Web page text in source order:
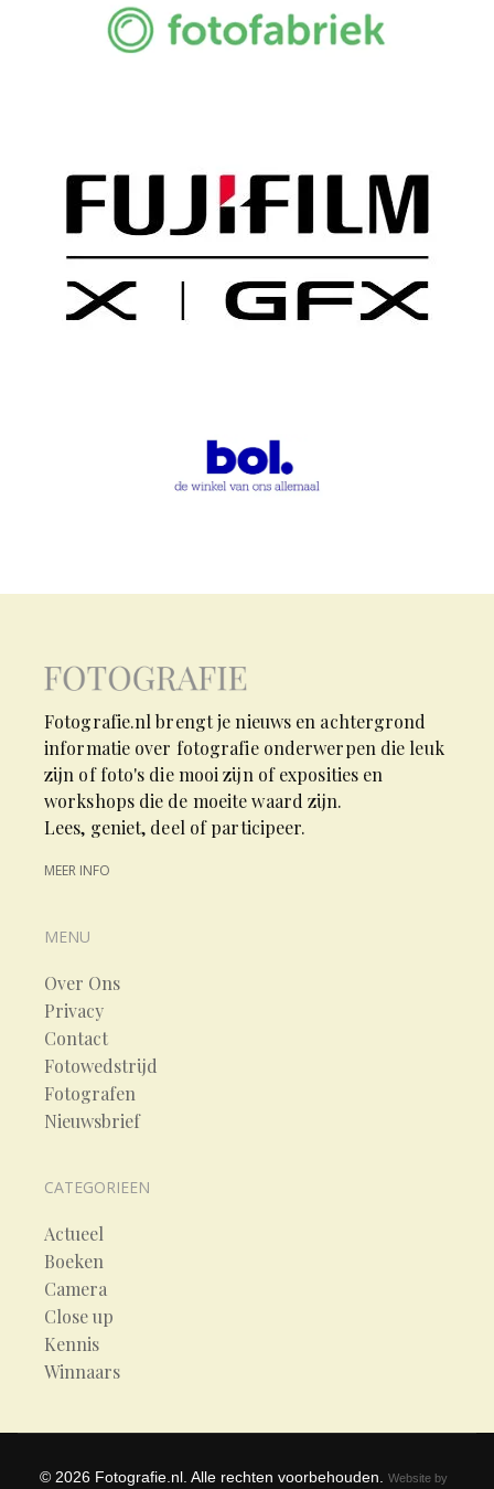
Fotografie.nl brengt je nieuws en achtergrond
informatie over fotografie onderwerpen die leuk
zijn of foto's die mooi zijn of exposities en
workshops die de moeite waard zijn.
Lees, geniet, deel of participeer.
MEER INFO
MENU
Over Ons
Privacy
Contact
Fotowedstrijd
Fotografen
Nieuwsbrief
CATEGORIEEN
Actueel
Boeken
Camera
Close up
Kennis
Winnaars
© 2026 Fotografie.nl. Alle rechten voorbehouden. Website by